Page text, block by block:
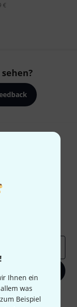
Ihnen ein
was
Beispiel
€
gewinne mit
Erhalt von E-Mail-
zu. Die